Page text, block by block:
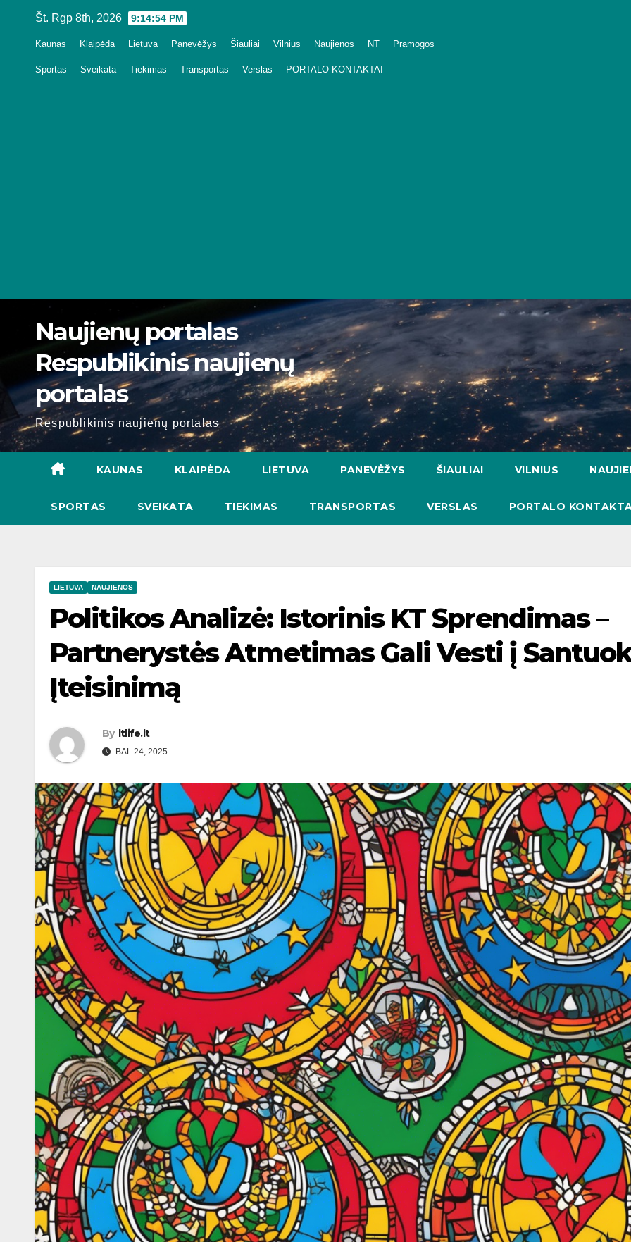
Št. Rgp 8th, 2026 9:14:55 PM
Kaunas Klaipėda Lietuva Panevėžys Šiauliai Vilnius Naujienos NT Pramogos
Sportas Sveikata Tiekimas Transportas Verslas PORTALO KONTAKTAI
Naujienų portalas
Respublikinis naujienų
portalas
Respublikinis naujienų portalas
KAUNAS KLAIPĖDA LIETUVA PANEVĖŽYS ŠIAULIAI VILNIUS
SPORTAS SVEIKATA TIEKIMAS TRANSPORTAS VERSLAS PORTALO
LIETUVA NAUJIENOS
Politikos Analizė: Istorinis KT Sprendimas –
Partnerystės Atmetimas Gali Vesti į
Įteisinimą
By ltlife.lt
BAL 24, 2025